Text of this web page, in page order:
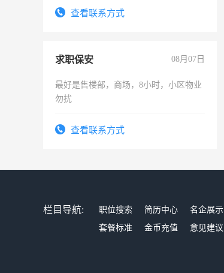
查看联系方式
求职保安 08月07日
最好是售楼部，商场，8小时，小区物业
勿扰
查看联系方式
栏目导航: 职位搜索 简历中心 名企展示
套餐标准
金币充值 意见建议